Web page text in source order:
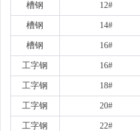
槽钢 12#
槽钢 14#
槽钢 16#
工字钢 16#
工字钢 18#
工字钢 20#
工字钢 22#